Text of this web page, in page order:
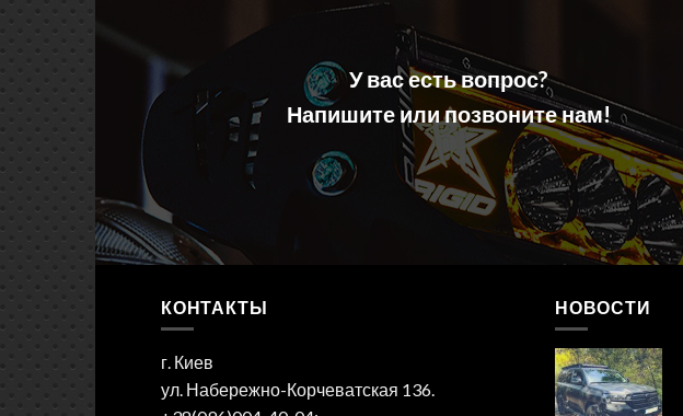
У вас есть вопрос?
Напишите или позвоните нам!
КОНТАКТЫ
г. Киев
ул. Набережно-Корчеватская 136.
НОВОСТИ